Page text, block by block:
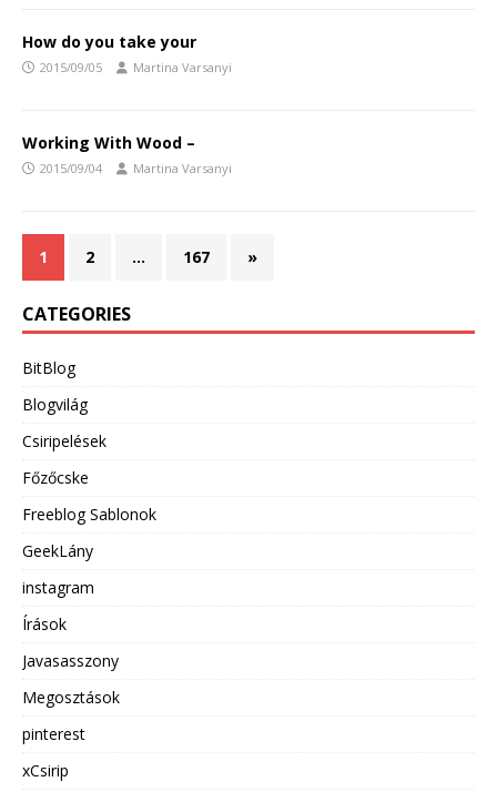
How do you take your
2015/09/05 Martina Varsanyi
Working With Wood –
2015/09/04 Martina Varsanyi
1 2 … 167 »
CATEGORIES
BitBlog
Blogvilág
Csiripelések
Főzőcske
Freeblog Sablonok
GeekLány
instagram
Írások
Javasasszony
Megosztások
pinterest
xCsirip